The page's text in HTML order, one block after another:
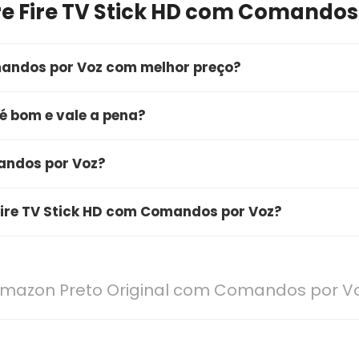
Fire TV Stick HD com Comandos
por Voz com melhor preço?
o Fire TV Stick HD com Comandos por Voz é
você garante a qualidade do produto, entrega
bom e vale a pena?
é bom e vale muito a pena. O produto conta com
alta qualidade e ótimo custo-benefício. É uma
por Voz?
por Voz está com uma oferta especial por
que você clique no botão de "Ver Oferta" para conferir o
TV Stick HD com Comandos por Voz?
Preto Original com Comandos por